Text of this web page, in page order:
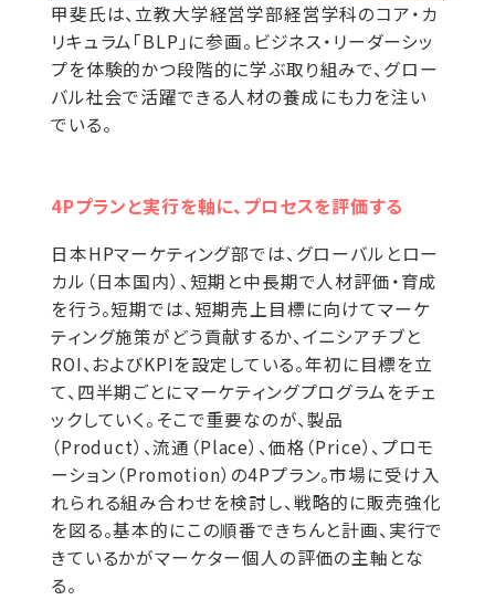
甲斐氏は、立教大学経営学部経営学科のコア・カ
リキュラム「BLP」に参画。ビジネス・リーダーシッ
プを体験的かつ段階的に学ぶ取り組みで、グロー
バル社会で活躍できる人材の養成にも力を注い
でいる。
4Pプランと実行を軸に、プロセスを評価する
日本HPマーケティング部では、グローバルとロー
カル（日本国内）、短期と中長期で人材評価・育成
を行う。短期では、短期売上目標に向けてマーケ
ティング施策がどう貢献するか、イニシアチブと
ROI、およびKPIを設定している。年初に目標を立
て、四半期ごとにマーケティングプログラムをチェ
ックしていく。そこで重要なのが、製品
（Product）、流通（Place）、価格（Price）、プロモ
ーション（Promotion）の4Pプラン。市場に受け入
れられる組み合わせを検討し、戦略的に販売強化
を図る。基本的にこの順番できちんと計画、実行で
きているかがマーケター個人の評価の主軸とな
る。